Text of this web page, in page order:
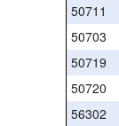
50711
50703
50719
50720
56302